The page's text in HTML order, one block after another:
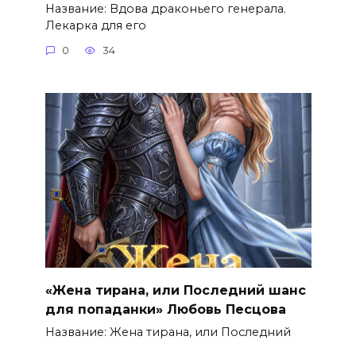
Название: Вдова драконьего генерала.
Лекарка для его
0 34
«Жена тирана, или Последний шанс
для попаданки» Любовь Песцова
Название: Жена тирана, или Последний